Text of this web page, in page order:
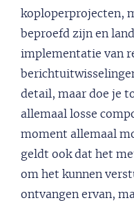
koploperprojecten,
beproefd zijn en
implementatie van
detail, maar doe je
allemaal losse
moment allemaal
geldt ook dat het
om het kunnen
ontvangen ervan,